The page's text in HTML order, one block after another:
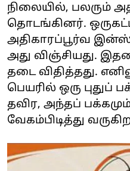
நிலையில், பலரும்
தொடங்கினர்.
அதிகாரப்பூர்வ
அது விஞ்சியது.
தடை விதித்தது.
பெயரில் ஒரு புதுப்
தவிர, அந்தப்
வேகம்பிடித்து